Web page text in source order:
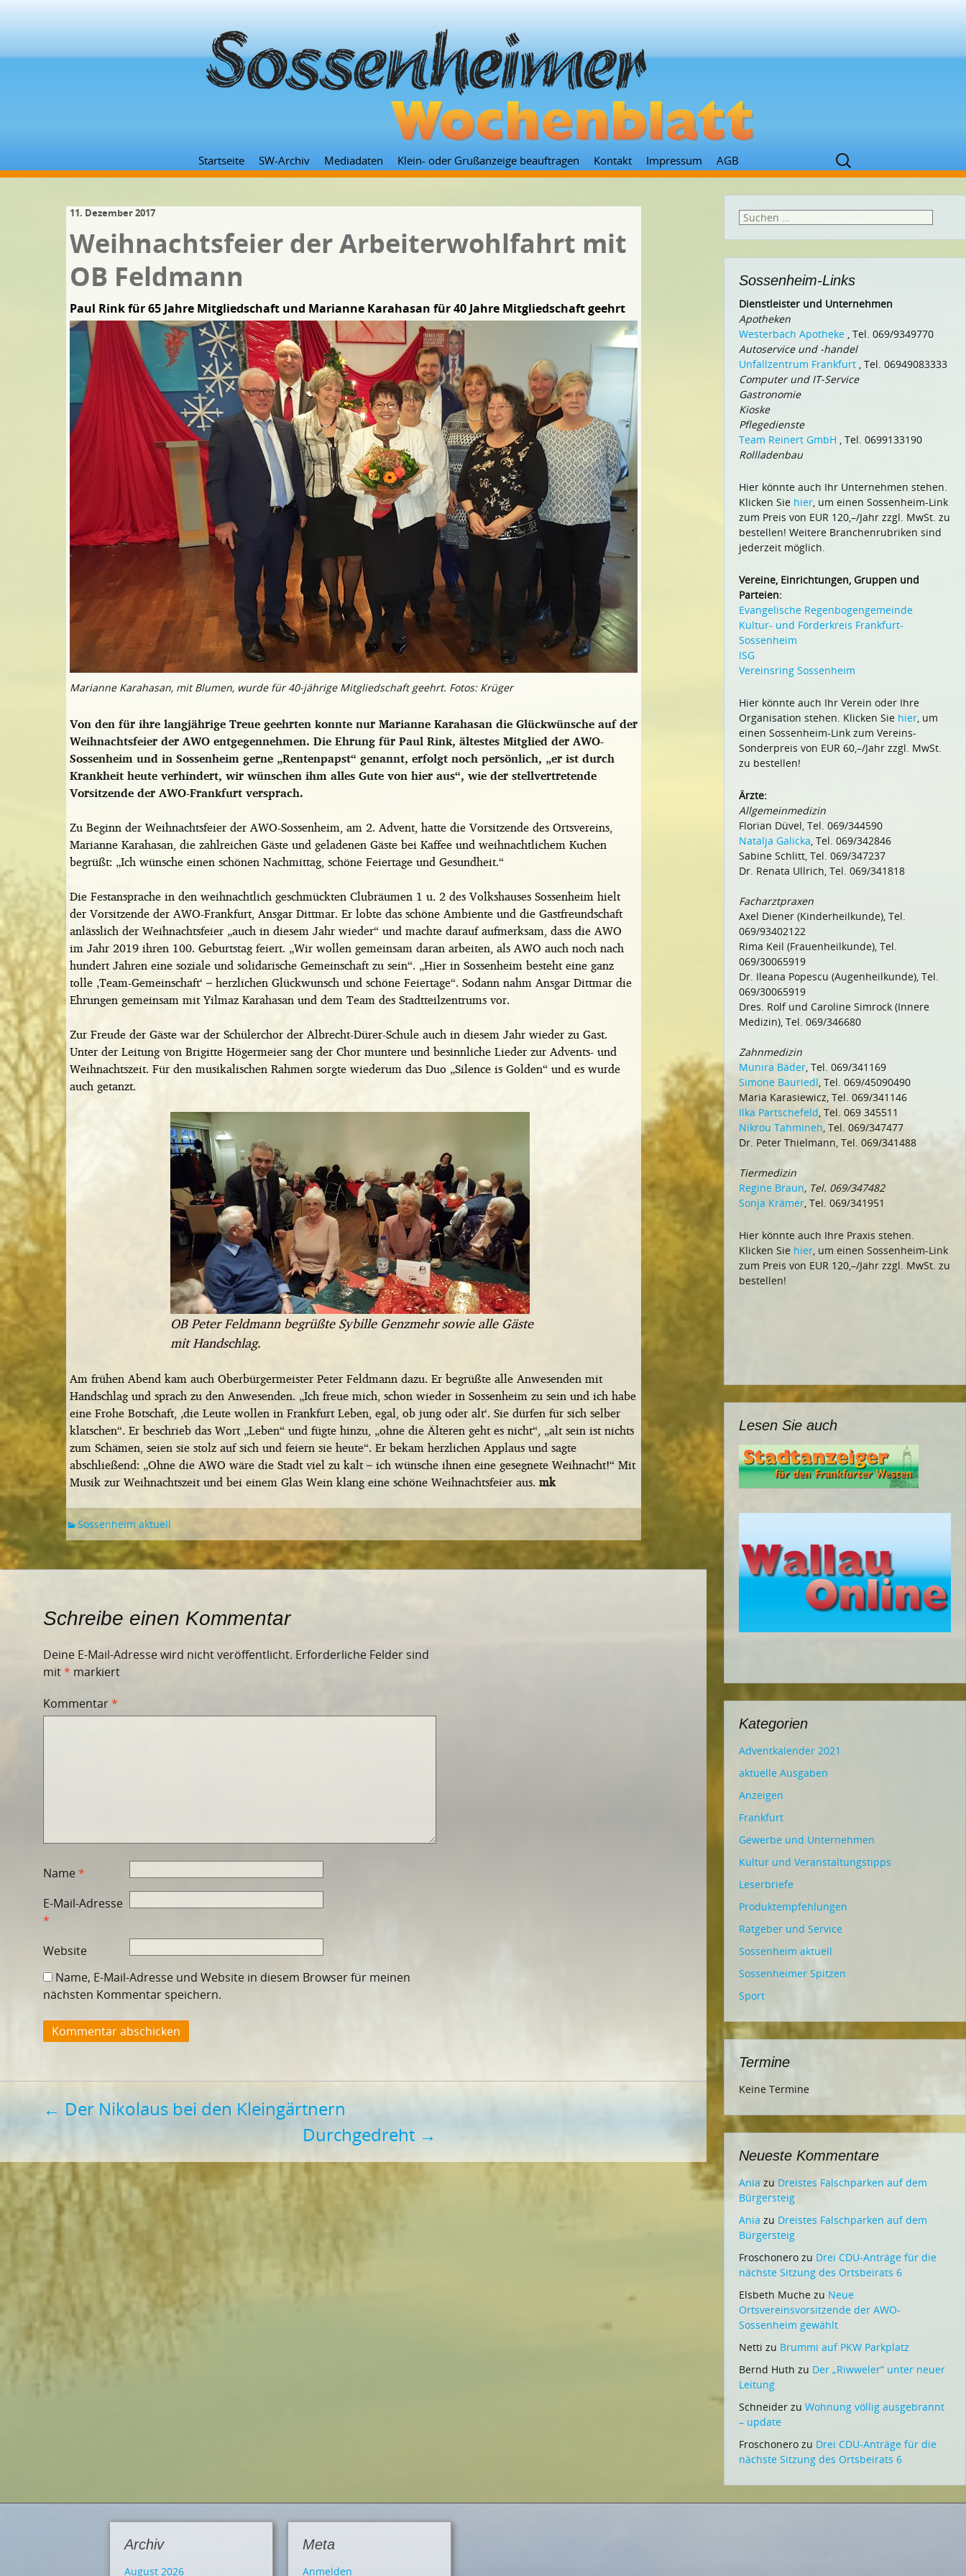
Zum
Inhalt
Startseite SW-Archiv Mediadaten Klein- oder Grußanzeige beauftragen Kontakt Impressum AGB
Suchen
nach:
11. Dezember 2017
Weihnachtsfeier der Arbeiterwohlfahrt mit
OB Feldmann
Paul Rink für 65 Jahre Mitgliedschaft und Marianne Karahasan für 40 Jahre Mitgliedschaft geehrt
Marianne Karahasan, mit Blumen, wurde für 40-jährige Mitgliedschaft geehrt. Fotos: Krüger
Von den für ihre langjährige Treue geehrten konnte nur Marianne Karahasan die Glückwünsche auf der
Weihnachtsfeier der AWO entgegennehmen. Die Ehrung für Paul Rink, ältestes Mitglied der AWO-
Sossenheim und in Sossenheim gerne „Rentenpapst“ genannt, erfolgt noch persönlich, „er ist durch
Krankheit heute verhindert, wir wünschen ihm alles Gute von hier aus“, wie der stellvertretende
Vorsitzende der AWO-Frankfurt versprach.
Zu Beginn der Weihnachtsfeier der AWO-Sossenheim, am 2. Advent, hatte die Vorsitzende des Ortsvereins,
Marianne Karahasan, die zahlreichen Gäste und geladenen Gäste bei Kaffee und weihnachtlichem Kuchen
begrüßt: „Ich wünsche einen schönen Nachmittag, schöne Feiertage und Gesundheit.“
Die Festansprache in den weihnachtlich geschmückten Clubräumen 1 u. 2 des Volkshauses Sossenheim hielt
der Vorsitzende der AWO-Frankfurt, Ansgar Dittmar. Er lobte das schöne Ambiente und die Gastfreundschaft
anlässlich der Weihnachtsfeier „auch in diesem Jahr wieder“ und machte darauf aufmerksam, dass die AWO
im Jahr 2019 ihren 100. Geburtstag feiert. „Wir wollen gemeinsam daran arbeiten, als AWO auch noch nach
hundert Jahren eine soziale und solidarische Gemeinschaft zu sein“. „Hier in Sossenheim besteht eine ganz
tolle ‚Team-Gemeinschaft‘ – herzlichen Glückwunsch und schöne Feiertage“. Sodann nahm Ansgar Dittmar die
Ehrungen gemeinsam mit Yilmaz Karahasan und dem Team des Stadtteilzentrums vor.
Zur Freude der Gäste war der Schülerchor der Albrecht-Dürer-Schule auch in diesem Jahr wieder zu Gast.
Unter der Leitung von Brigitte Högermeier sang der Chor muntere und besinnliche Lieder zur Advents- und
Weihnachtszeit. Für den musikalischen Rahmen sorgte wiederum das Duo „Silence is Golden“ und es wurde
auch getanzt.
OB Peter Feldmann begrüßte Sybille Genzmehr sowie alle Gäste
mit Handschlag.
Am frühen Abend kam auch Oberbürgermeister Peter Feldmann dazu. Er begrüßte alle Anwesenden mit
Handschlag und sprach zu den Anwesenden. „Ich freue mich, schon wieder in Sossenheim zu sein und ich habe
eine Frohe Botschaft, ‚die Leute wollen in Frankfurt Leben, egal, ob jung oder alt‘. Sie dürfen für sich selber
klatschen“. Er beschrieb das Wort „Leben“ und fügte hinzu, „ohne die Älteren geht es nicht“, „alt sein ist nichts
zum Schämen, seien sie stolz auf sich und feiern sie heute“. Er bekam herzlichen Applaus und sagte
abschließend: „Ohne die AWO wäre die Stadt viel zu kalt – ich wünsche ihnen eine gesegnete Weihnacht!“ Mit
Musik zur Weihnachtszeit und bei einem Glas Wein klang eine schöne Weihnachtsfeier aus. mk
Sossenheim aktuell
Schreibe einen Kommentar
Deine E-Mail-Adresse wird nicht veröffentlicht. Erforderliche Felder sind
mit* markiert
Kommentar*
Name*
E-Mail-Adresse
*
Website
Name, E-Mail-Adresse und Website in diesem Browser für meinen
nächsten Kommentar speichern.
Beitragsnavigation
← Der Nikolaus bei den Kleingärtnern
Durchgedreht →
Suchen
Sossenheim-Links
Dienstleister und Unternehmen
Apotheken
Westerbach Apotheke , Tel. 069/9349770
Autoservice und -handel
Unfallzentrum Frankfurt , Tel. 06949083333
Computer und IT-Service
Gastronomie
Kioske
Pflegedienste
Team Reinert GmbH , Tel. 0699133190
Rollladenbau
Hier könnte auch Ihr Unternehmen stehen.
Klicken Sie hier, um einen Sossenheim-Link
zum Preis von EUR 120,–/Jahr zzgl. MwSt. zu
bestellen! Weitere Branchenrubriken sind
jederzeit möglich.
Vereine, Einrichtungen, Gruppen und
Parteien:
Evangelische Regenbogengemeinde
Kultur- und Förderkreis Frankfurt-
Sossenheim
ISG
Vereinsring Sossenheim
Hier könnte auch Ihr Verein oder Ihre
Organisation stehen. Klicken Sie hier, um
einen Sossenheim-Link zum Vereins-
Sonderpreis von EUR 60,–/Jahr zzgl. MwSt.
zu bestellen!
Ärzte:
Allgemeinmedizin
Florian Düvel, Tel. 069/344590
Natalja Galicka, Tel. 069/342846
Sabine Schlitt, Tel. 069/347237
Dr. Renata Ullrich, Tel. 069/341818
Facharztpraxen
Axel Diener (Kinderheilkunde), Tel.
069/93402122
Rima Keil (Frauenheilkunde), Tel.
069/30065919
Dr. Ileana Popescu (Augenheilkunde), Tel.
069/30065919
Dres. Rolf und Caroline Simrock (Innere
Medizin), Tel. 069/346680
Zahnmedizin
Munira Bäder, Tel. 069/341169
Simone Bauriedl, Tel. 069/45090490
Maria Karasiewicz, Tel. 069/341146
Ilka Partschefeld, Tel. 069 345511
Nikrou Tahmineh, Tel. 069/347477
Dr. Peter Thielmann, Tel. 069/341488
Tiermedizin
Regine Braun, Tel. 069/347482
Sonja Krämer, Tel. 069/341951
Hier könnte auch Ihre Praxis stehen.
Klicken Sie hier, um einen Sossenheim-Link
zum Preis von EUR 120,–/Jahr zzgl. MwSt. zu
bestellen!
Lesen Sie auch
Kategorien
Adventkalender 2021
aktuelle Ausgaben
Anzeigen
Frankfurt
Gewerbe und Unternehmen
Kultur und Veranstaltungstipps
Leserbriefe
Produktempfehlungen
Ratgeber und Service
Sossenheim aktuell
Sossenheimer Spitzen
Sport
Termine
Keine Termine
Neueste Kommentare
Ania zu Dreistes Falschparken auf dem
Bürgersteig
Ania zu Dreistes Falschparken auf dem
Bürgersteig
Froschonero zu Drei CDU-Anträge für die
nächste Sitzung des Ortsbeirats 6
Elsbeth Muche zu Neue
Ortsvereinsvorsitzende der AWO-
Sossenheim gewählt
Netti zu Brummi auf PKW Parkplatz
Bernd Huth zu Der „Riwweler“ unter neuer
Leitung
Schneider zuWohnung völlig ausgebrannt
– update
Froschonero zu Drei CDU-Anträge für die
nächste Sitzung des Ortsbeirats 6
Archiv
August 2026
Meta
Anmelden